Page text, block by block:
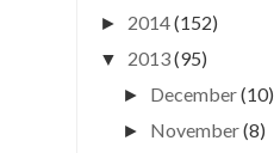
► 2014(152)
▼ 2013(95)
► December(10)
► November(8)